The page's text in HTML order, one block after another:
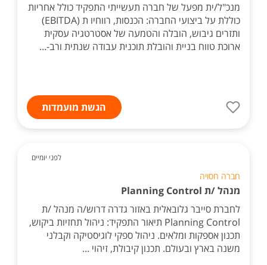
מנכ"ל/ית מפעל של חברה תעשייתי התפקיד כולל אחריות
כוללת על ביצועי החברה: הכנסות, רווחיו ת (EBITDA)
ותזרים גיבוש, הובלה והטמעה של אסטרטגיה עסקית
ארוכת טווח בניית והובלת תוכנית עבודה שנתית ורב-...
הגשת מועמדות
לפני יומיים
חברה חסויה
מנהל /ת Planning Control
לחברת סייבר גלובאלית באזור גדרה דרוש/ה מנהל /ת
Planning Control תיאור התפקיד: ניהול תחזיות ביקוש,
תכנון אספקות ומלאים. ניהול ספקי לוגיסטיקה וקבלני
משנה בארץ ובעולם. תכנון קיבולת, זיהוי ...